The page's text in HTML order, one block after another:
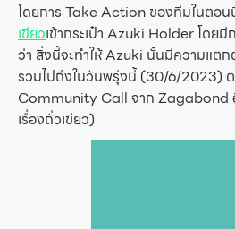
โดยการ Take Action ของทีมในตอ
เขียวเข้ากระเป๋า Azuki Holder โดย
ว่า สิ่งนี้จะทำให้ Azuki นั้นมีความแต
รวมไปถึงในวันพรุ่งนี้ (30/6/2023)
Community Call จาก Zagabond
เรื่องถั่วเขียว)